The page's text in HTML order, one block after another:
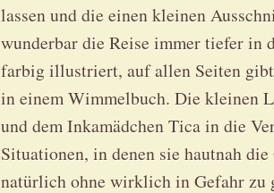
lassen und die einen kleinen
wunderbar die Reise immer tiefer in
farbig illustriert, auf allen Seiten
in einem Wimmelbuch. Die kleinen
und dem Inkamädchen Tica in die
Situationen, in denen sie hautnah
natürlich ohne wirklich in Gefahr zu